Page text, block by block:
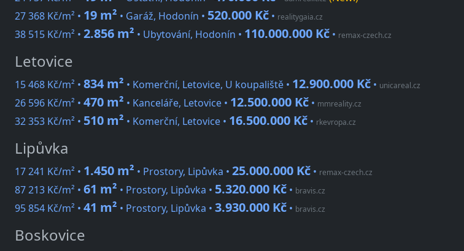
27 368 Kč/m² • 19 m² • Garáž, Hodonín • 520.000 Kč • realitygaia.cz
38 515 Kč/m² • 2.856 m² • Ubytování, Hodonín • 110.000.000 Kč • remax-czech.cz
Letovice
15 468 Kč/m² • 834 m² • Komerční, Letovice, U koupaliště • 12.900.000 Kč • unicareal.cz
26 596 Kč/m² • 470 m² • Kanceláře, Letovice • 12.500.000 Kč • mmreality.cz
32 353 Kč/m² • 510 m² • Komerční, Letovice • 16.500.000 Kč • rkevropa.cz
Lipůvka
17 241 Kč/m² • 1.450 m² • Prostory, Lipůvka • 25.000.000 Kč • remax-czech.cz
87 213 Kč/m² • 61 m² • Prostory, Lipůvka • 5.320.000 Kč • bravis.cz
95 854 Kč/m² • 41 m² • Prostory, Lipůvka • 3.930.000 Kč • bravis.cz
Boskovice